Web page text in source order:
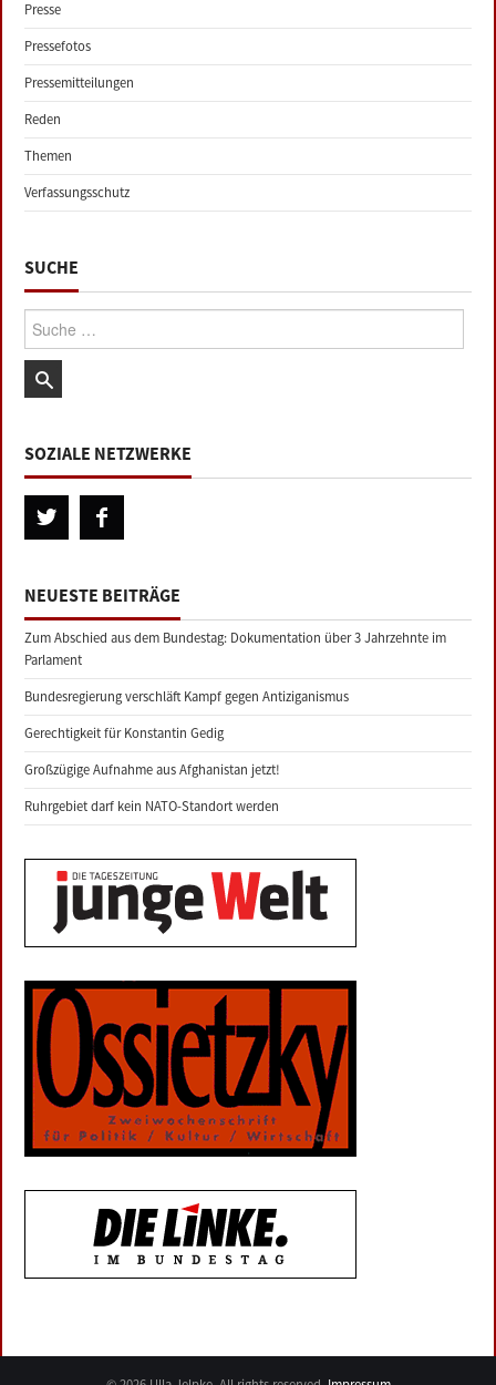
Presse
Pressefotos
Pressemitteilungen
Reden
Themen
Verfassungsschutz
SUCHE
Suche:
SOZIALE NETZWERKE
NEUESTE BEITRÄGE
Zum Abschied aus dem Bundestag: Dokumentation über 3 Jahrzehnte im
Parlament
Bundesregierung verschläft Kampf gegen Antiziganismus
Gerechtigkeit für Konstantin Gedig
Großzügige Aufnahme aus Afghanistan jetzt!
Ruhrgebiet darf kein NATO-Standort werden